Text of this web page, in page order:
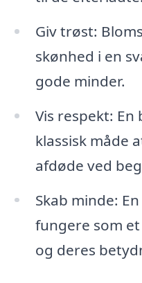
Giv trøst:
skønhed i en
gode minder.
Vis respekt:
klassisk måde
afdøde ved
Skab minde:
fungere som
og deres